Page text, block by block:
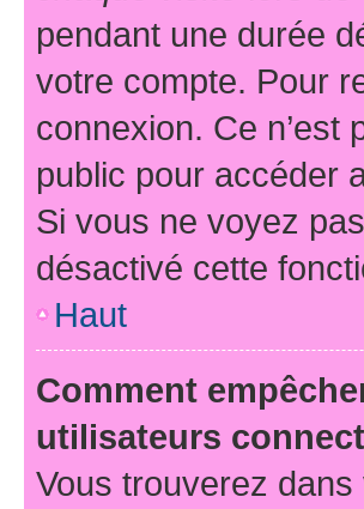
pendant une durée
votre compte. Pour
connexion. Ce n’est
public pour accéder
Si vous ne voyez
désactivé cette
Haut
Comment
utilisateurs
Vous trouverez dans